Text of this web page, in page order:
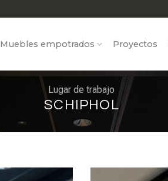
Muebles empotrados Proyectos
Lugar de trabajo
SCHIPHOL